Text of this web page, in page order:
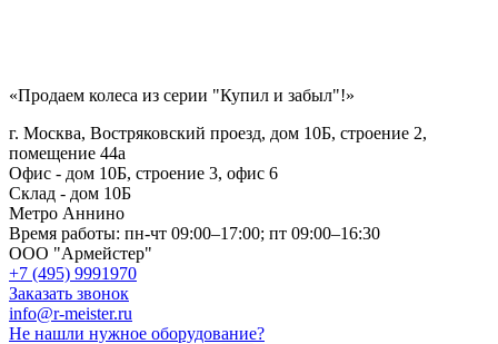
«Продаем колеса из серии "Купил и забыл"!»
г. Москва, Востряковский проезд, дом 10Б, строение 2,
помещение 44а
Офис - дом 10Б, строение 3, офис 6
Склад - дом 10Б
Метро Аннино
Время работы: пн-чт 09:00–17:00; пт 09:00–16:30
ООО "Армейстер"
+7 (495) 9991970
Заказать звонок
info@r-meister.ru
Не нашли нужное оборудование?